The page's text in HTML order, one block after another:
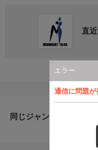
エラー
通信に問題
直
同じジャンルのおすすめ